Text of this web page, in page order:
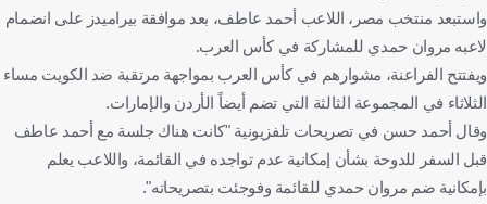
واستبعد منتخب مصر، اللاعب أحمد عاطف، بعد موافقة بيراميدز على انضمام
لاعبه مروان حمدي للمشاركة في كأس العرب.
ويفتتح الفراعنة، مشوارهم في كأس العرب بمواجهة مرتقبة ضد الكويت مساء
الثلاثاء في المجموعة الثالثة التي تضم أيضاً الأردن والإمارات.
وقال أحمد حسن في تصريحات تلفزيونية "كانت هناك جلسة مع أحمد عاطف
قبل السفر للدوحة بشأن إمكانية عدم تواجده في القائمة، واللاعب يعلم
بإمكانية ضم مروان حمدي للقائمة وفوجئت بتصريحاته".